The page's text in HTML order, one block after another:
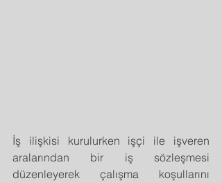
İş ilişkisi kurulurken işçi ile işveren
aralarından bir iş sözleşmesi
düzenleyerek çalışma koşullarını